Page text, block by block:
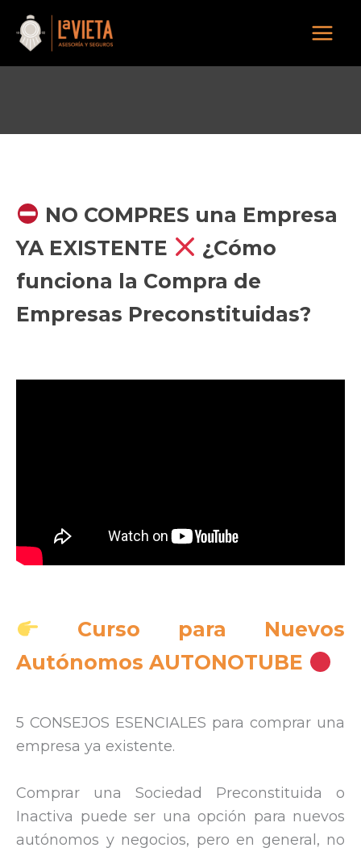
contenido
NO COMPRES una Empresa
YA EXISTENTE
¿Cómo
funciona la Compra de
Empresas Preconstituidas?
Curso para Nuevos
Autónomos AUTONOTUBE
5 CONSEJOS ESENCIALES para comprar una
empresa ya existente.
Comprar una Sociedad Preconstituida o
Inactiva puede ser una opción para nuevos
autónomos y negocios, pero en general, no